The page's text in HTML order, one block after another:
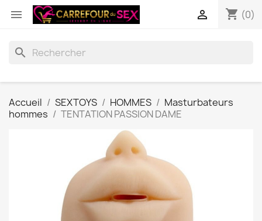
 shopping_cart (0)

search
Accueil SEXTOYS HOMMES
Masturbateurs
hommes
TENTATION PASSION DAME